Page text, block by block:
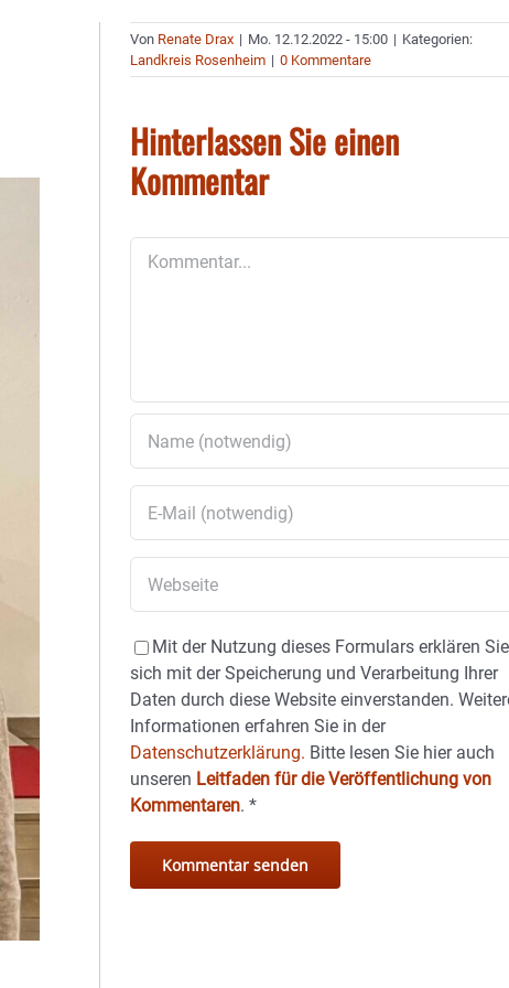
Von Renate Drax | Mo. 12.12.2022 - 15:00 | Kategorien:
Landkreis Rosenheim | 0 Kommentare
Hinterlassen Sie einen
Kommentar
Mit der Nutzung dieses Formulars erklären Sie
sich mit der Speicherung und Verarbeitung Ihrer
Daten durch diese Website einverstanden.
Informationen erfahren Sie in der
Datenschutzerklärung. Bitte lesen Sie hier auch
unseren Leitfaden für die Veröffentlichung von
Kommentaren.*